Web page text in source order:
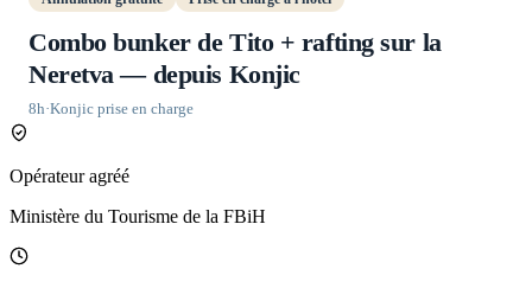
Combo bunker de Tito + rafting sur la
Neretva — depuis Konjic
8h·Konjic prise en charge
Opérateur agréé
Ministère du Tourisme de la FBiH